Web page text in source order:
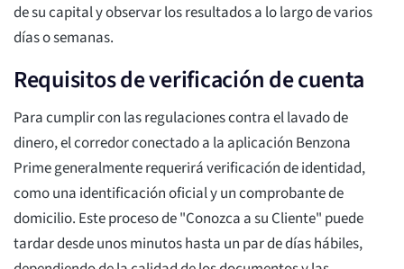
de su capital y observar los resultados a lo largo de varios
días o semanas.
Requisitos de verificación de cuenta
Para cumplir con las regulaciones contra el lavado de
dinero, el corredor conectado a la aplicación Benzona
Prime generalmente requerirá verificación de identidad,
como una identificación oficial y un comprobante de
domicilio. Este proceso de "Conozca a su Cliente" puede
tardar desde unos minutos hasta un par de días hábiles,